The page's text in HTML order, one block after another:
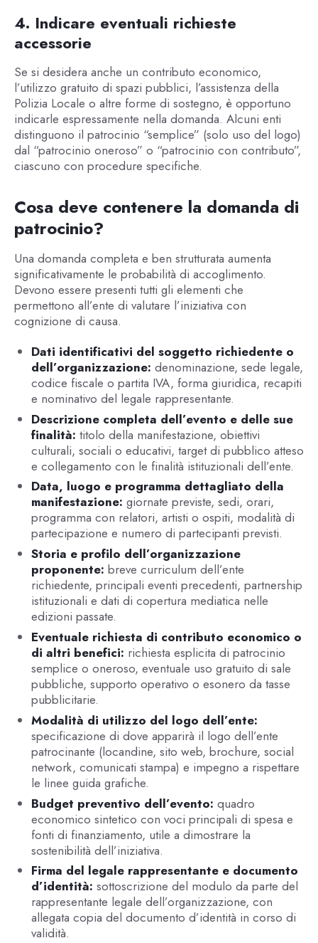
4. Indicare eventuali richieste
accessorie
Se si desidera anche un contributo economico,
l’utilizzo gratuito di spazi pubblici, l’assistenza della
Polizia Locale o altre forme di sostegno, è opportuno
indicarle espressamente nella domanda. Alcuni enti
distinguono il patrocinio “semplice” (solo uso del logo)
dal “patrocinio oneroso” o “patrocinio con contributo”,
ciascuno con procedure specifiche.
Cosa deve contenere la domanda di
patrocinio?
Una domanda completa e ben strutturata aumenta
significativamente le probabilità di accoglimento.
Devono essere presenti tutti gli elementi che
permettono all’ente di valutare l’iniziativa con
cognizione di causa.
Dati identificativi del soggetto richiedente o
dell’organizzazione: denominazione, sede legale,
codice fiscale o partita IVA, forma giuridica, recapiti
e nominativo del legale rappresentante.
Descrizione completa dell’evento e delle sue
finalità: titolo della manifestazione, obiettivi
culturali, sociali o educativi, target di pubblico atteso
e collegamento con le finalità istituzionali dell’ente.
Data, luogo e programma dettagliato della
manifestazione: giornate previste, sedi, orari,
programma con relatori, artisti o ospiti, modalità di
partecipazione e numero di partecipanti previsti.
Storia e profilo dell’organizzazione
proponente: breve curriculum dell’ente
richiedente, principali eventi precedenti, partnership
istituzionali e dati di copertura mediatica nelle
edizioni passate.
Eventuale richiesta di contributo economico o
di altri benefici: richiesta esplicita di patrocinio
semplice o oneroso, eventuale uso gratuito di sale
pubbliche, supporto operativo o esonero da tasse
pubblicitarie.
Modalità di utilizzo del logo dell’ente:
specificazione di dove apparirà il logo dell’ente
patrocinante (locandine, sito web, brochure, social
network, comunicati stampa) e impegno a rispettare
le linee guida grafiche.
Budget preventivo dell’evento: quadro
economico sintetico con voci principali di spesa e
fonti di finanziamento, utile a dimostrare la
sostenibilità dell’iniziativa.
Firma del legale rappresentante e documento
d’identità: sottoscrizione del modulo da parte del
rappresentante legale dell’organizzazione, con
allegata copia del documento d’identità in corso di
validità.